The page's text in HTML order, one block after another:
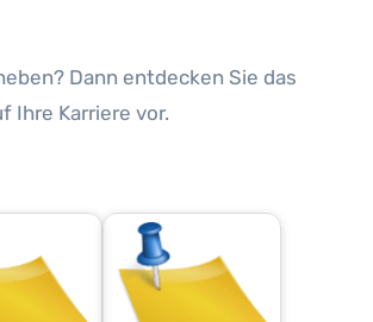
Dann entdecken Sie das
Ihre Karriere vor.